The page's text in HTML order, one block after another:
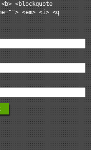
<blockquote
<em> <i> <q